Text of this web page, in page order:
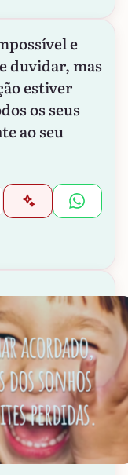
e
duvidar, mas
estiver
os seus
ao seu